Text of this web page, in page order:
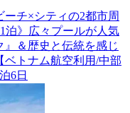
ーチ×シティの2都市周
泊》広々プールが人気
＆歴史と伝統を感じ
ベトナム航空利用/中部
6日